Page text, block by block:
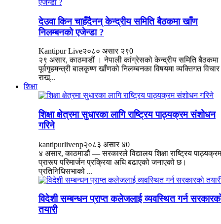
देउवा किन चाहँदैनन् केन्द्रीय समिति बैठकमा खाँण
निलम्बनको एजेन्डा ?
Kantipur Live२०८० असार २९0
२९ असार, काठमाडौं । नेपाली कांग्रेसको केन्द्रीय समिति बैठकमा
पूर्वगृहमन्त्री बालकृष्ण खाँणको निलम्बनका विषयमा व्यक्तिगत विचार
राख्...
शिक्षा
शिक्षा क्षेत्रमा सुधारका लागि राष्ट्रिय पाठ्यक्रम संशोधन
गरिने
kantipurlivenp२०८३ असार ४0
४ असार, काठमाडौं — सरकारले विद्यालय शिक्षा राष्ट्रिय
प्रारूप परिमार्जन प्रक्रिया अघि बढाएको जनाएको छ।
प्रतिनिधिसभाको ...
विदेशी सम्बन्धन प्राप्त कलेजलाई व्यवस्थित गर्न
तयारी